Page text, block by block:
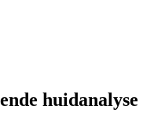
huidanalyse